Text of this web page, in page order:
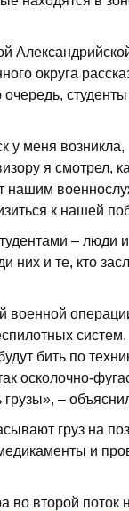
округа
меня возникла,
я смотрел,
нашим
к нашей
– люди
них и те, кто
военной
систем.
бить по
осколочно-
–
груз на
и
во второй поток